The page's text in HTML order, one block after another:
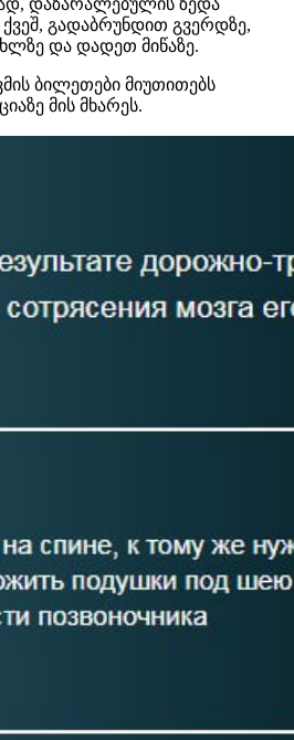
დაზარალებულის ზედა
გადაბრუნდით გვერდზე,
და დადეთ მიწაზე.
ბილეთები მიუთითებს
მის მხარეს.